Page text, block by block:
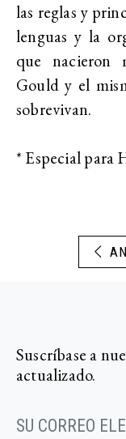
las reglas y
lenguas y la
que nacieron
Gould y el
sobrevivan.
* Especial para
Suscríbase a
actualizado.